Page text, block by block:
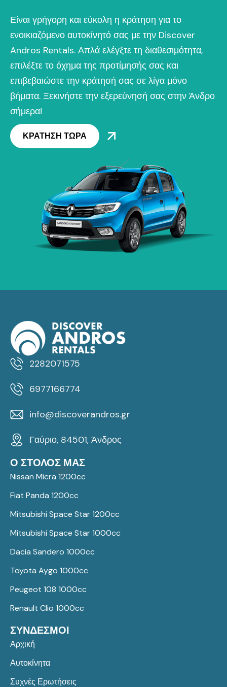
Είναι γρήγορη και εύκολη η κράτηση για το
ενοικιαζόμενο αυτοκίνητό σας με την Discover
Andros Rentals. Απλά ελέγξτε τη διαθεσιμότητα,
επιλέξτε το όχημα της προτίμησής σας και
επιβεβαιώστε την κράτησή σας σε λίγα μόνο
βήματα. Ξεκινήστε την εξερεύνησή σας στην Άνδρο
σήμερα!
ΚΡΑΤΗΣΗ ΤΩΡΑ
2282071575
6977166774
info@discoverandros.gr
Γαύριο, 84501, Άνδρος
Ο ΣΤΟΛΟΣ ΜΑΣ
Nissan Micra 1200cc
Fiat Panda 1200cc
Mitsubishi Space Star 1200cc
Mitsubishi Space Star 1000cc
Dacia Sandero 1000cc
Toyota Aygo 1000cc
Peugeot 108 1000cc
Renault Clio 1000cc
ΣΥΝΔΕΣΜΟΙ
Αρχική
Αυτοκίνητα
Συχνές Ερωτήσεις